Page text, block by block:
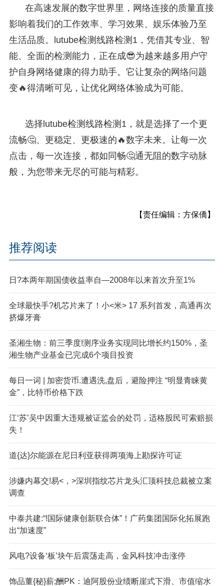
在高速发展的数字世界里，网络连接的质量直接
影响着我们的工作效率、学习效果、娱乐体验乃至
生活品质。lutube检测线路检测1，凭借其专业、智
能、全面的检测能力，正在成😎为越来越多用户守
护自身网络健康的得力助手。它让复杂的网络问题
变🔥得清晰可见，让优化网络体验成为可能。
选择lutube检测线路检测1，就是选择了一个更
流畅🤔、更稳定、更极速的🔥数字未来。让每一次
点击，每一次连接，都如同畅🤔通无阻的数字动脉
般，为您带来无尽的可能与精彩。
【责任编辑：方保僑】
推荐阅读
日?本两年期国债收益率自—2008年以来首次升至1%
全球最快手?机芯片来了！小<米> 17 系列首发，高通再次
挤爆牙膏
圣湘生物：前三季度!测序业务实现同比增长约150%，圣
湘生物产业基金已完成6个项目投资
每日一词 | 加密货币.遭遇洗,盘后，避险押注 “明显青睐黄
金”，比特币价格下跌
江‘苏’吴中因重大违规被证监会的处罚，适格股民可索赔损
失！
道{达}尔能源在尼日利亚获得两项海上勘探许可证
涉嫌内幕交!易<，>深圳指纹芯片龙头汇顶科技总裁被立案
调查
中泰共建:“!国际健康创新联合体”！广药集团国际化拓展跑
出“加速度”
风电?设备‘板’块午后震荡走高，金风科技冲击涨停
饰品董{秘}薪;酬PK：迪阿股份业绩断崖式下滑、市值缩水